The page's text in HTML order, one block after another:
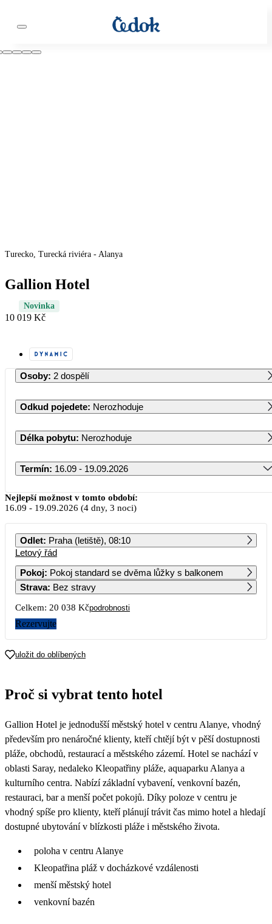
Turecko, Turecká riviéra - Alanya
Gallion Hotel
Novinka
10 019 Kč
Osoby: 2 dospělí
Odkud pojedete: Nerozhoduje
Délka pobytu: Nerozhoduje
Termín: 16.09 - 19.09.2026
Září 2026
PO ÚT ST ČT PÁ SO NE
8 849 8 719 7 839 8 569 10 449 9 299
7 8
14
8 289
21
8 719
22
9 419
9 119 7 729 10 029
Nejlepší možnost v tomto období:
16.09 - 19.09.2026 (4 dny, 3 noci)
Odlet: Praha (letiště), 08:10
Letový řád
Pokoj:
Pokoj standard se dvěma lůžky s balkonem
Strava: Bez stravy
Celkem: 20 038 Kčpodrobnosti
Rezervujte
uložit do oblíbených
Proč si vybrat tento hotel
Gallion Hotel je jednodušší městský hotel v centru Alanye, vhodný
především pro nenáročné klienty, kteří chtějí být v pěší dostupnosti
pláže, obchodů, restaurací a městského zázemí. Hotel se nachází v
oblasti Saray, nedaleko Kleopatřiny pláže, aquaparku Alanya a
kulturního centra. Nabízí základní vybavení, venkovní bazén,
restauraci, bar a menší počet pokojů. Díky poloze v centru je
vhodný spíše pro klienty, kteří plánují trávit čas mimo hotel a hledají
dostupné ubytování v blízkosti pláže i městského života.
poloha v centru Alanye
Kleopatřina pláž v docházkové vzdálenosti
menší městský hotel
venkovní bazén